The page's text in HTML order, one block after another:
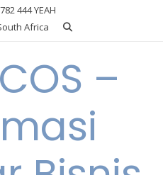
444 YEAH
Africa
–